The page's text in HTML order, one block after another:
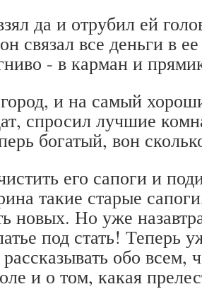
да и отрубил ей
связал все деньги в
- в карман и
и на самый
спросил лучшие
богатый, вон
его сапоги и
такие старые
новых. Но уже
под стать! Теперь
обо всем,
и о том, какая